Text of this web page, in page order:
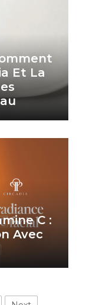
Et La
C :
Avec